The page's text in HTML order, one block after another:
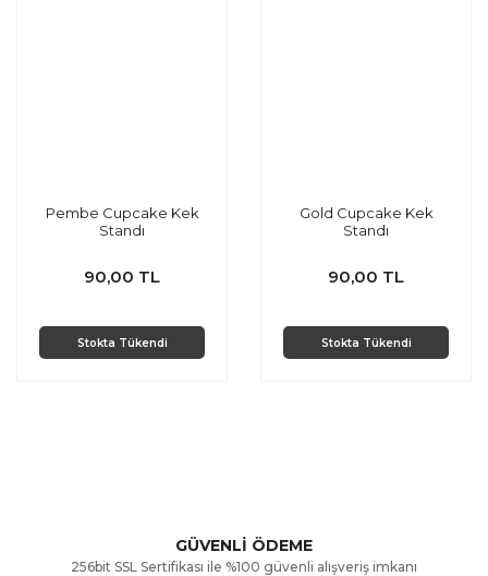
Pembe Cupcake Kek
Standı
90,00 TL
Stokta Tükendi
Gold Cupcake Kek
Standı
90,00 TL
Stokta Tükendi
GÜVENLİ ÖDEME
256bit SSL Sertifikası ile %100 güvenli alışveriş imkanı